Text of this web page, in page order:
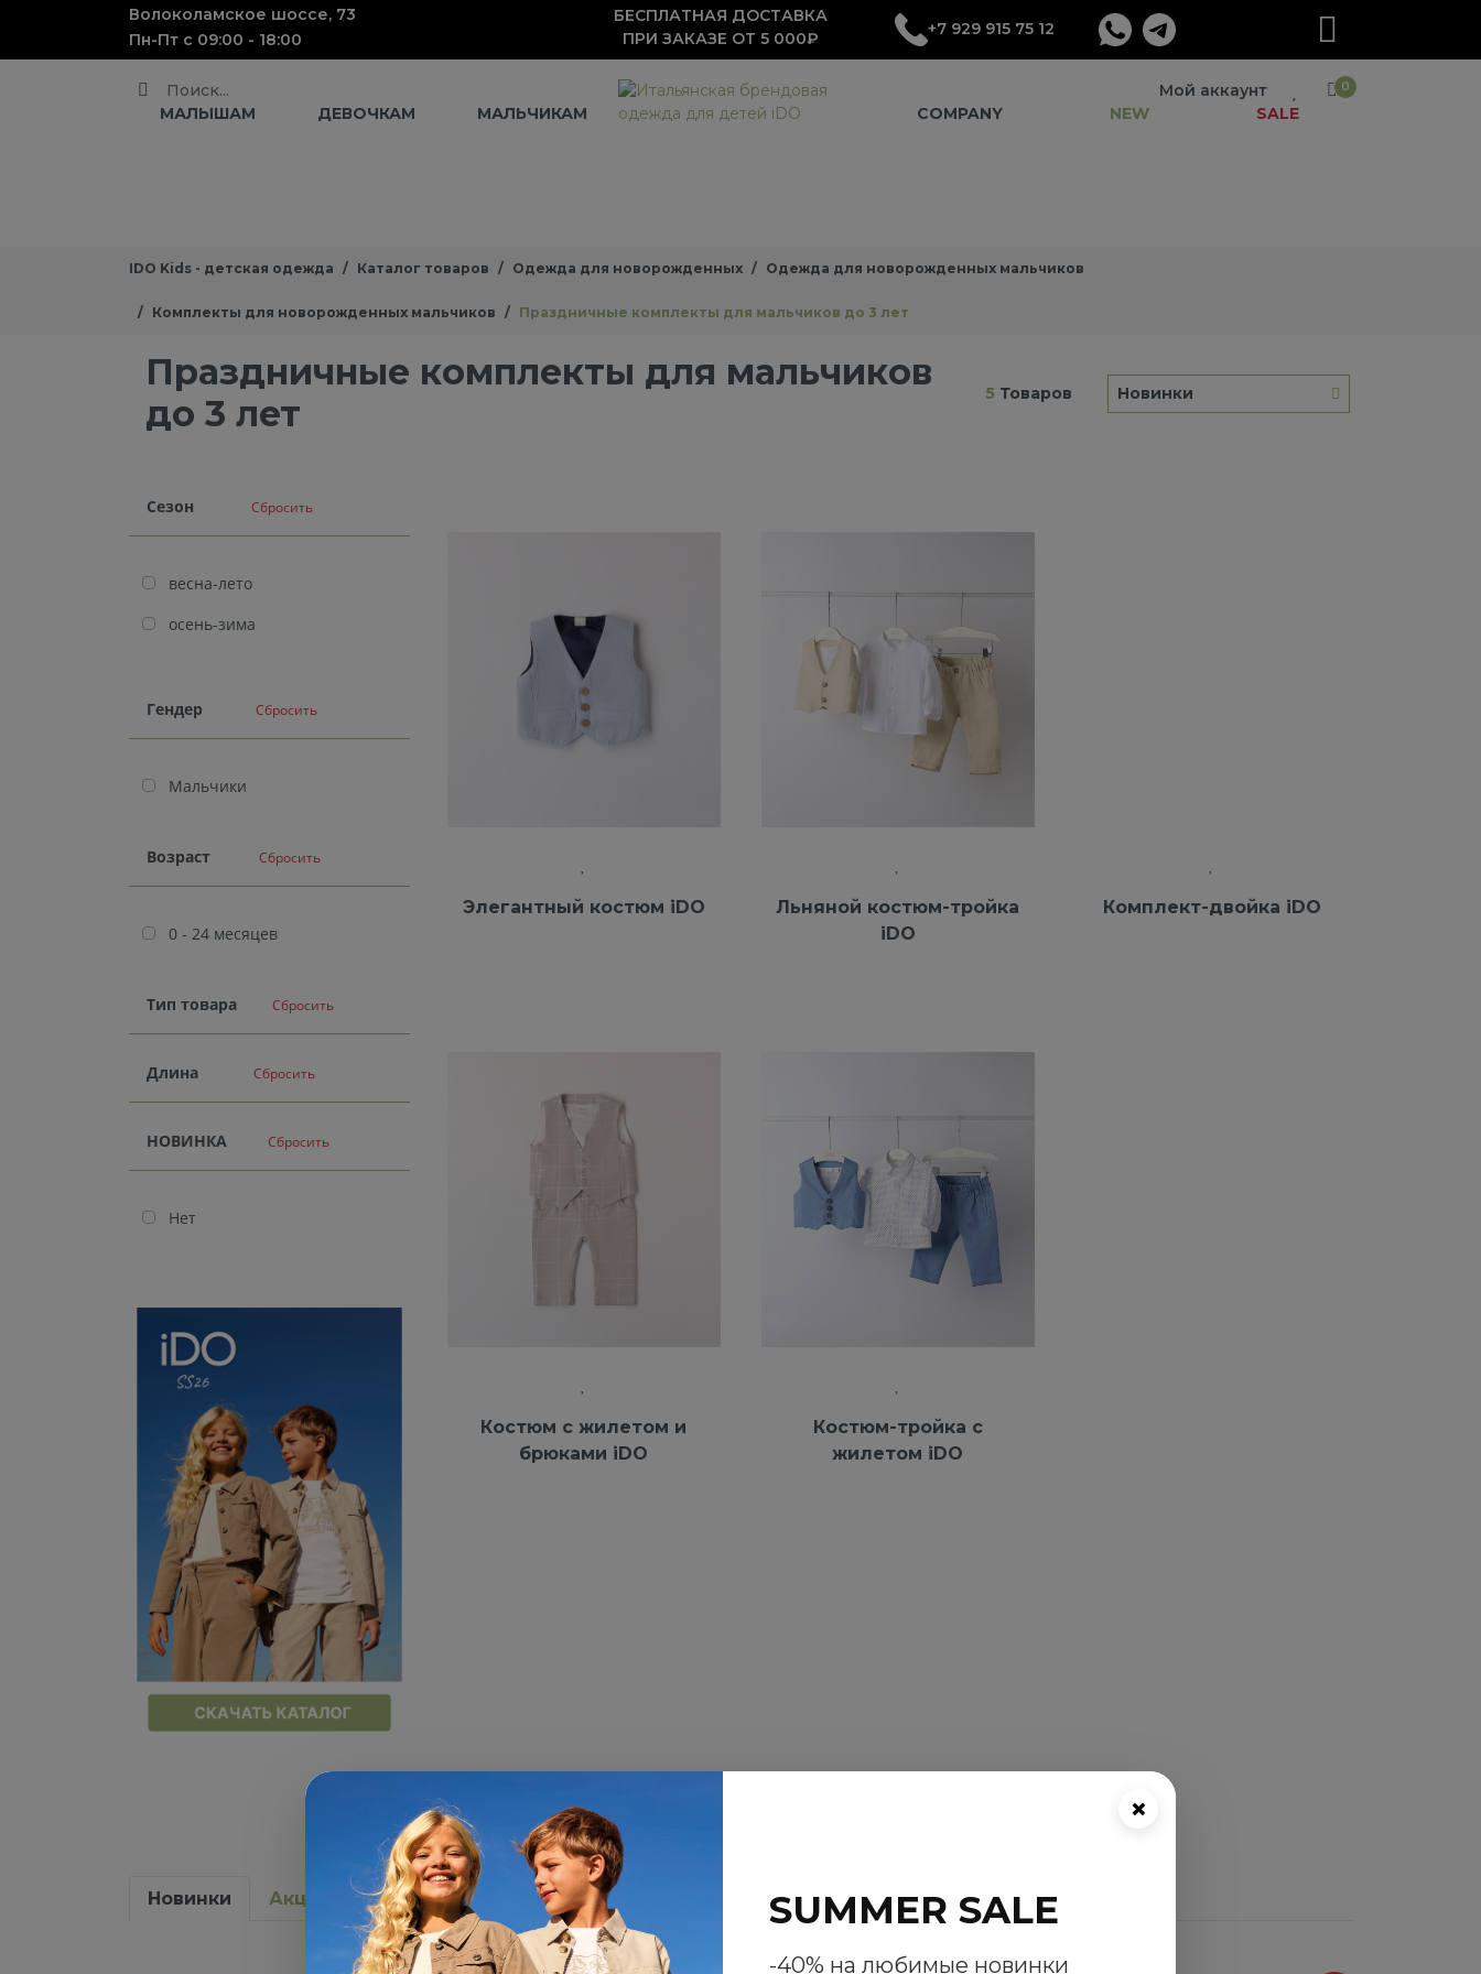
Волоколамское шоссе, 73
Пн-Пт с 09:00 - 18:00
БЕСПЛАТНАЯ ДОСТАВКА
ПРИ ЗАКАЗЕ ОТ 5 000₽
+7 929 915 75 12
Поиск Мой аккаунт 0
МАЛЫШАМ ДЕВОЧКАМ МАЛЬЧИКАМ COMPANY NEW SALE
IDO Kids - детская одежда Каталог товаров Одежда для новорожденных Одежда для новорожденных мальчиков
Комплекты для новорожденных мальчиков Праздничные комплекты для мальчиков до 3 лет
Праздничные комплекты для мальчиков
до 3 лет
5 Товаров Новинки
Cезон Сбросить
весна-лето
осень-зима
Гендер Сбросить
Мальчики
Возраст Сбросить
0 - 24 месяцев
Тип товара Сбросить
Длина Сбросить
НОВИНКА Сбросить
Нет
Элегантный костюм iDO
Льняной костюм-тройка
iDO
Комплект-двойка iDO
Костюм с жилетом и
брюками iDO
Костюм-тройка с
жилетом iDO
Новинки Акции
×
SUMMER SALE
-40% на любимые новинки